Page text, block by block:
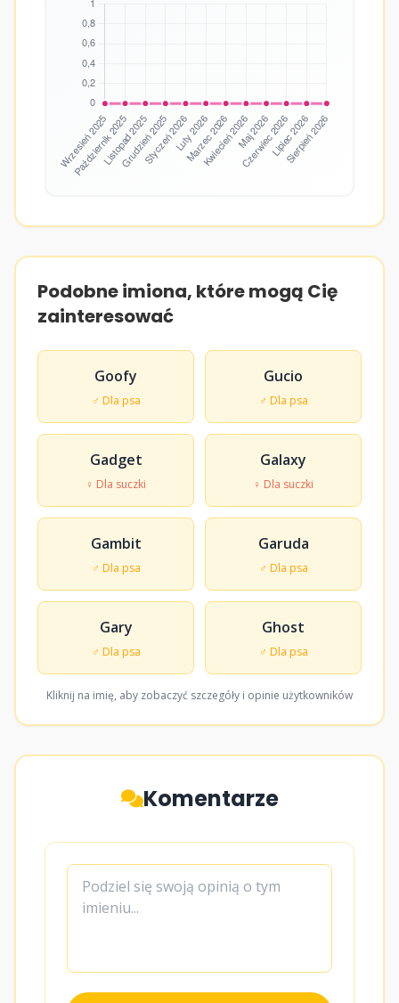
Podobne imiona, które mogą Cię
zainteresować
Goofy
♂ Dla psa
Gucio
♂ Dla psa
Gadget
♀ Dla suczki
Galaxy
♀ Dla suczki
Gambit
♂ Dla psa
Garuda
♂ Dla psa
Gary
♂ Dla psa
Ghost
♂ Dla psa
Kliknij na imię, aby zobaczyć szczegóły i opinie użytkowników
Komentarze